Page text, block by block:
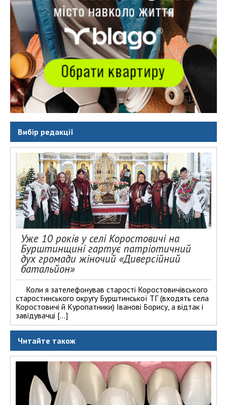
Вибір редакції
Уже 10 років у селі Коростовичі на
Бурштинщині гартує патріотичний
дух громади жіночий «Диверсійний
батальйон»
Коли я зателефонував старості Коростовичівського
старостинського округу Бурштинської ТГ (входять села
Коростовичі й Куропатники) Іванові Борису, а відтак і
завідувачці […]
Читайте також